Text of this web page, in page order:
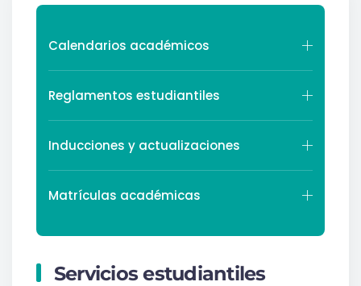
Calendarios académicos
Reglamentos estudiantiles
Inducciones y actualizaciones
Matrículas académicas
Servicios estudiantiles